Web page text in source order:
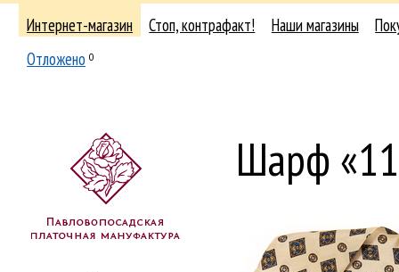
Интернет-магазин Стоп, контрафакт! Наши магазины
Отложено 0
Шарф